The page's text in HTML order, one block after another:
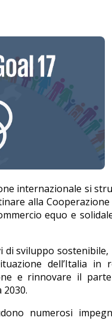
internazionale si
alla
equo e
sviluppo sostenibile,
dell’Italia in
e rinnovare il
2030.
numerosi